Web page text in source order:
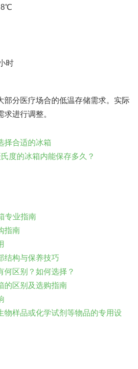
8℃
时
部分医疗场合的低温存储需求。实际
进行调整。
择合适的冰箱
度的冰箱内能保存多久？
专业指南
指南
结构与保养技巧
何区别？如何选择？
的区别及选购指南
物样品或化学试剂等物品的专用设